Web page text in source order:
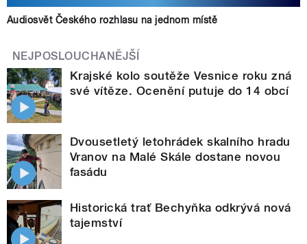
Audiosvět Českého rozhlasu na jednom místě
NEJPOSLOUCHANĚJŠÍ
Krajské kolo soutěže Vesnice roku zná
své vítěze. Ocenění putuje do 14 obcí
Dvousetletý letohrádek skalního hradu
Vranov na Malé Skále dostane novou
fasádu
Historická trať Bechyňka odkrývá nová
tajemství